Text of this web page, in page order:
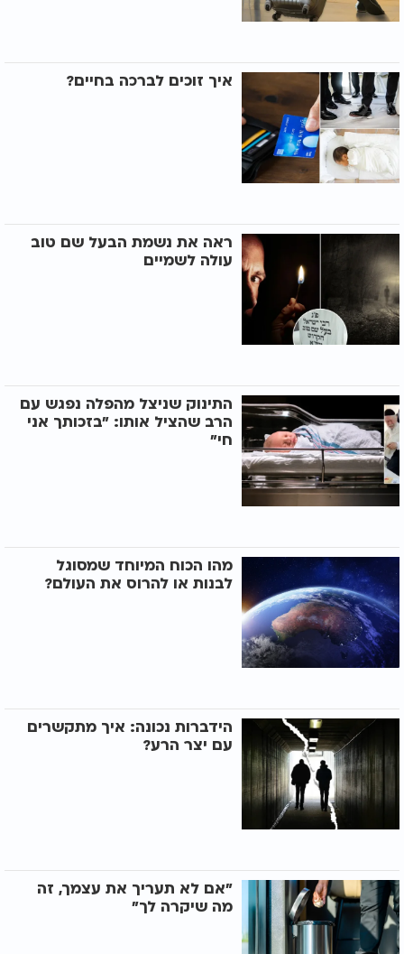
איך זוכים לברכה בחיים?
ראה את נשמת הבעל שם טוב
עולה לשמיים
התינוק שניצל מהפלה נפגש עם
הרב שהציל אותו: "בזכותך אני
חי"
מהו הכוח המיוחד שמסוגל
לבנות או להרוס את העולם?
הידברות נכונה: איך מתקשרים
עם יצר הרע?
"אם לא תעריך את עצמך, זה
מה שיקרה לך"